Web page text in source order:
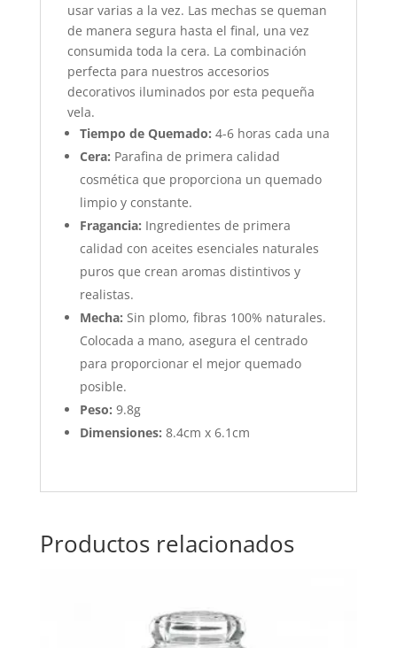
usar varias a la vez. Las mechas se queman
de manera segura hasta el final, una vez
consumida toda la cera. La combinación
perfecta para nuestros accesorios
decorativos iluminados por esta pequeña
vela.
Tiempo de Quemado: 4-6 horas cada una
Cera: Parafina de primera calidad
cosmética que proporciona un quemado
limpio y constante.
Fragancia: Ingredientes de primera
calidad con aceites esenciales naturales
puros que crean aromas distintivos y
realistas.
Mecha: Sin plomo, fibras 100% naturales.
Colocada a mano, asegura el centrado
para proporcionar el mejor quemado
posible.
Peso: 9.8g
Dimensiones: 8.4cm x 6.1cm
Productos relacionados